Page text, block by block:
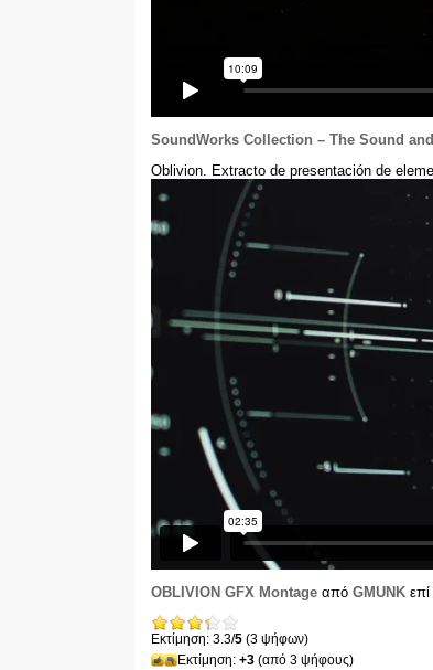
SoundWorks Collection – The Sound
Oblivion.
Extracto de presentación de
OBLIVION GFX Montage από GMUNK επί
Εκτίμηση: 3.3/5 (3 ψήφων)
Εκτίμηση: +3 (από 3 ψήφους)